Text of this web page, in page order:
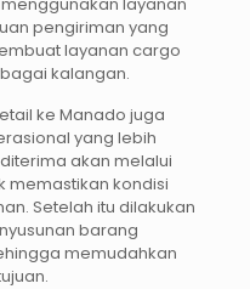
pengiriman yang
layanan cargo
kalangan.
ke Manado juga
yang lebih
akan melalui
memastikan kondisi
Setelah itu dilakukan
barang
memudahkan